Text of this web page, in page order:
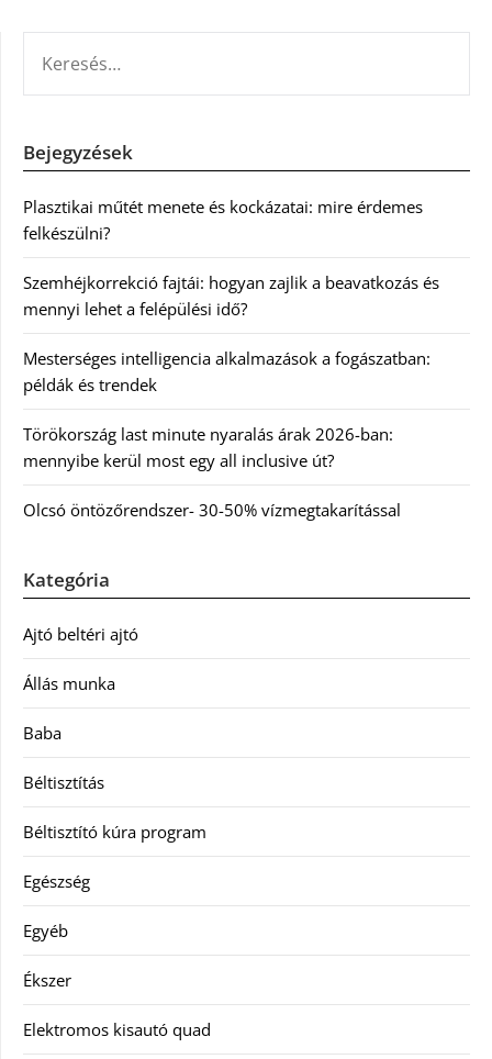
Bejegyzések
Plasztikai műtét menete és kockázatai: mire érdemes
felkészülni?
Szemhéjkorrekció fajtái: hogyan zajlik a beavatkozás és
mennyi lehet a felépülési idő?
Mesterséges intelligencia alkalmazások a fogászatban:
példák és trendek
Törökország last minute nyaralás árak 2026-ban:
mennyibe kerül most egy all inclusive út?
Olcsó öntözőrendszer- 30-50% vízmegtakarítással
Kategória
Ajtó beltéri ajtó
Állás munka
Baba
Béltisztítás
Béltisztító kúra program
Egészség
Egyéb
Ékszer
Elektromos kisautó quad